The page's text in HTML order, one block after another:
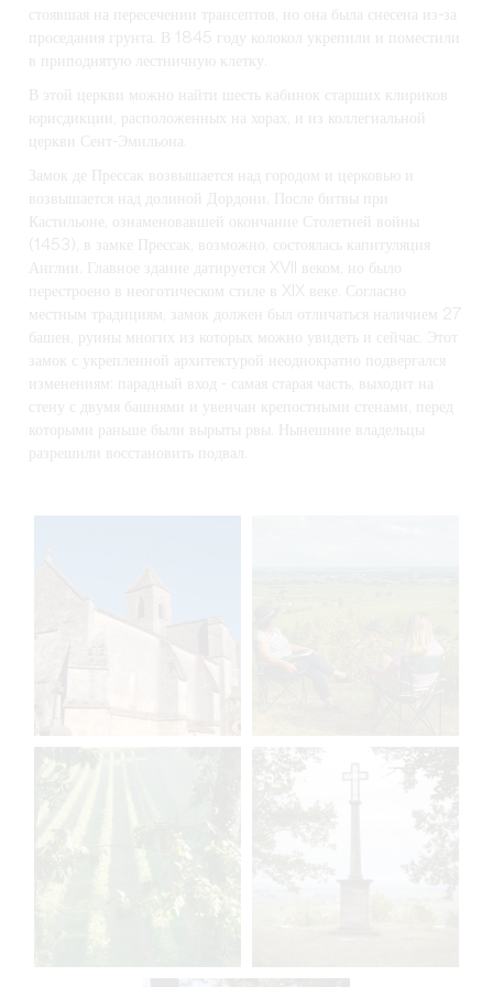
стоявшая на пересечении трансептов, но она была снесена из-за
проседания грунта. В 1845 году колокол укрепили и поместили
в приподнятую лестничную клетку.
В этой церкви можно найти шесть кабинок старших клириков
юрисдикции, расположенных на хорах, и из коллегиальной
церкви Сент-Эмильона.
Замок де Прессак возвышается над городом и церковью и
возвышается над долиной Дордони. После битвы при
Кастильоне, ознаменовавшей окончание Столетней войны
(1453), в замке Прессак, возможно, состоялась капитуляция
Англии. Главное здание датируется XVII веком, но было
перестроено в неоготическом стиле в XIX веке. Согласно
местным традициям, замок должен был отличаться наличием 27
башен, руины многих из которых можно увидеть и сейчас. Этот
замок с укрепленной архитектурой неоднократно подвергался
изменениям: парадный вход - самая старая часть, выходит на
стену с двумя башнями и увенчан крепостными стенами, перед
которыми раньше были вырыты рвы. Нынешние владельцы
разрешили восстановить подвал.